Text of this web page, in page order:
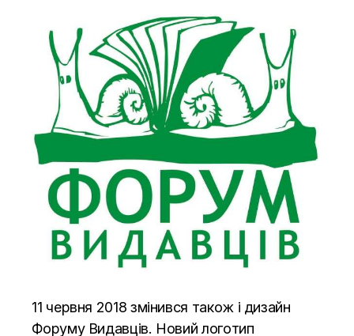
11 червня 2018 змінився також і дизайн
Форуму Видавців. Новий логотип